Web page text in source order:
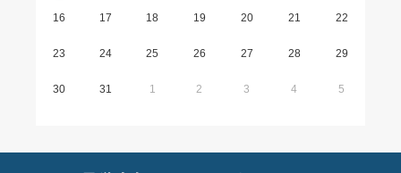
16 17 18 19 20 21 22
23 24 25 26 27 28 29
30 31 1 2 3 4 5